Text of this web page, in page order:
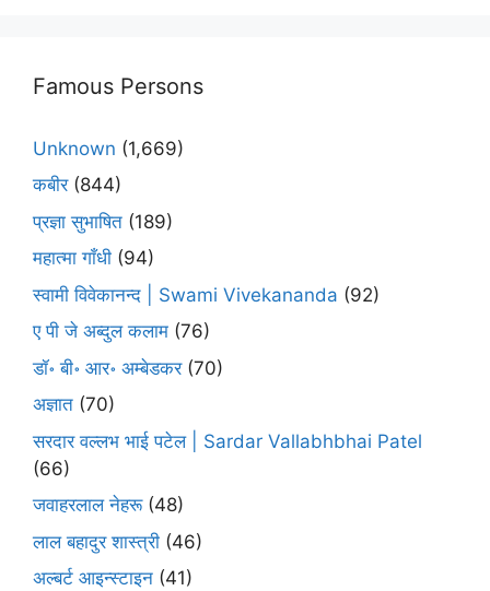
Famous Persons
Unknown (1,669)
कबीर(844)
प्रज्ञा सुभाषित (189)
महात्मा गाँधी (94)
स्वामी विवेकानन्द | Swami Vivekananda (92)
ए पी जे अब्दुल कलाम (76)
डॉ॰ बी॰ आर॰ अम्बेडकर(70)
अज्ञात (70)
सरदार वल्लभ भाई पटेल | Sardar Vallabhbhai Patel
(66)
जवाहरलाल नेहरू(48)
लाल बहादुर शास्त्री (46)
अल्बर्ट आइन्स्टाइन (41)